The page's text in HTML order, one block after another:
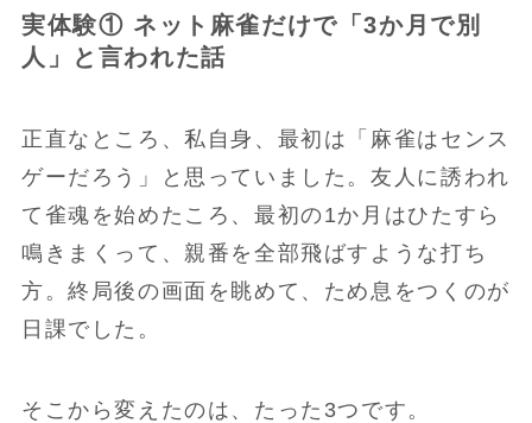
実体験① ネット麻雀だけで「3か月で別
人」と言われた話
正直なところ、私自身、最初は「麻雀はセンス
ゲーだろう」と思っていました。友人に誘われ
て雀魂を始めたころ、最初の1か月はひたすら
鳴きまくって、親番を全部飛ばすような打ち
方。終局後の画面を眺めて、ため息をつくのが
日課でした。
そこから変えたのは、たった3つです。